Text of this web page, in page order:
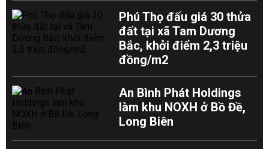
Phú Thọ đấu giá 30 thửa
đất tại xã Tam Dương
Bắc, khởi điểm 2,3 triệu
đồng/m2
An Bình Phát Holdings
làm khu NOXH ở Bồ Đề,
Long Biên